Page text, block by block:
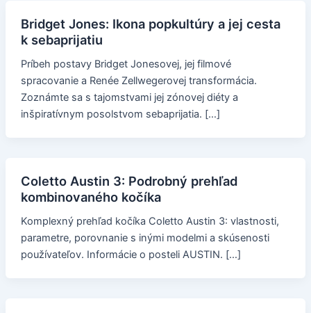
Bridget Jones: Ikona popkultúry a jej cesta
k sebaprijatiu
Príbeh postavy Bridget Jonesovej, jej filmové
spracovanie a Renée Zellwegerovej transformácia.
Zoznámte sa s tajomstvami jej zónovej diéty a
inšpiratívnym posolstvom sebaprijatia. […]
Coletto Austin 3: Podrobný prehľad
kombinovaného kočíka
Komplexný prehľad kočíka Coletto Austin 3: vlastnosti,
parametre, porovnanie s inými modelmi a skúsenosti
používateľov. Informácie o posteli AUSTIN. […]